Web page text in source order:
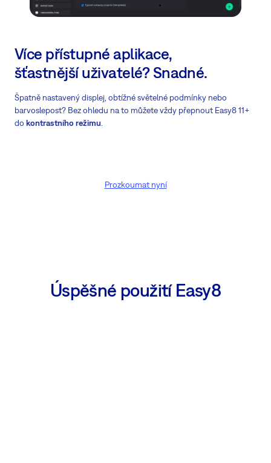
Více přístupné aplikace,
šťastnější uživatelé? Snadné.
Špatně nastavený displej, obtížné světelné podmínky nebo
barvoslepost? Bez ohledu na to můžete vždy přepnout Easy8 11+
do kontrastního režimu
Prozkoumat nyní
Úspěšné použití Easy8